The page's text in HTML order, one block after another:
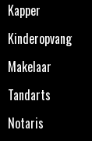
Kapper
Kinderopvang
Makelaar
Tandarts
Notaris